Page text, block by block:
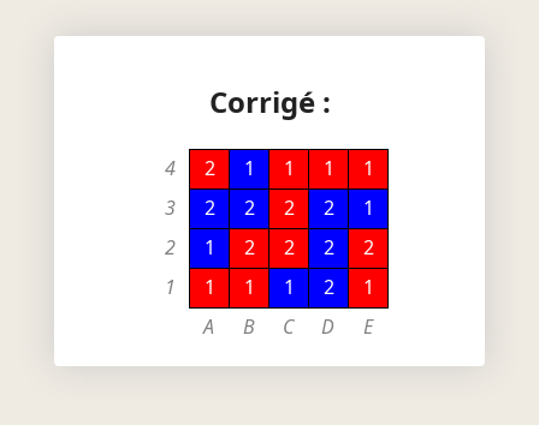
Corrigé :
4 2 1 1 1
1
3
2 2 2 2
1
2
1 2 2 2
2
1
1 1 1 2
1
A
B C D E